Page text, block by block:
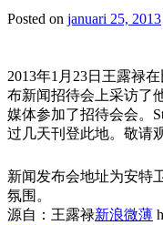
Posted on januari 25, 2013
2013年1月23日王露禄
布新闻招待会上采访了
媒体参加了招待会会。
过几天刊登此地。敬请
新闻发布会地址为安特
氛围。
源自：王露禄新浪微薄